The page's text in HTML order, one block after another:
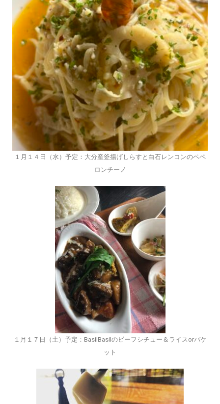
１月１４日（水）予定：大分産釜揚げしらすと白石レンコンのペペ
ロンチーノ
１月１７日（土）予定：BasilBasilのビーフシチュー＆ライスorバケ
ット